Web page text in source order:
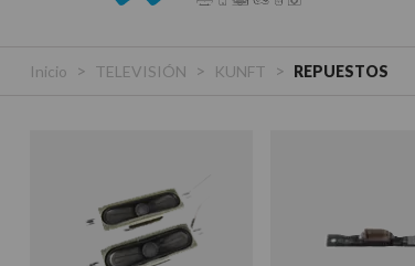
Inicio > TELEVISIÓN > KUNFT > REPUESTOS